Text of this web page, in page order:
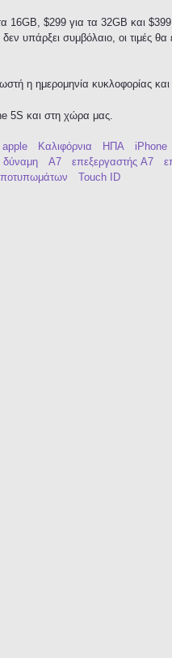
16GB, $299 για τα 32GB και $399
υπάρξει συμβόλαιο, οι τιμές θα
η ημερομηνία κυκλοφορίας
5S και στη χώρα μας.
apple Καλιφόρνια ΗΠΑ
iPhone
δύναμη A7 επεξεργαστής A7
Touch ID